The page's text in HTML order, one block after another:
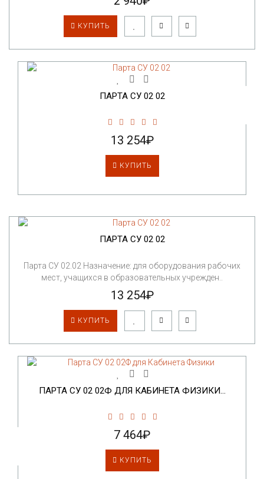
КУПИТЬ
ПАРТА СУ 02 02
13 254₽
КУПИТЬ
ПАРТА СУ 02 02
Парта СУ 02.02 Назначение: для оборудования рабочих
мест, учащихся в образовательных учрежден..
13 254₽
КУПИТЬ
ПАРТА СУ 02 02Ф ДЛЯ КАБИНЕТА ФИЗИКИ...
7 464₽
КУПИТЬ